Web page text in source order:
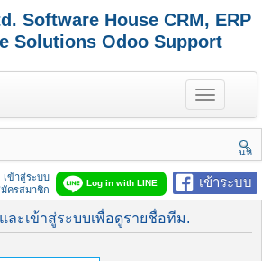
Software House CRM, ERP
Solutions Odoo Support
T
o
g
e
n
a
v
g
นห
า
เข้าระบบ
Log in with LINE
เข้าสู่ระบบ
ครสมาชิก
ละเข้าสู่ระบบเพื่อดูรายชื่อทีม.